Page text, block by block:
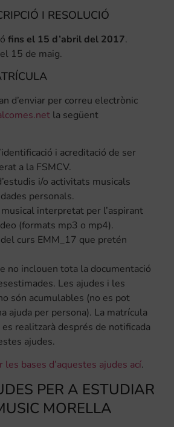
I RESOLUCIÓ
fins el 15 d’abril del 2017.
15 de maig.
d’enviar per correu electrònic
la següent
i acreditació de ser
a la FSMCV.
i/o activitats musicals
personals.
interpretat per l’aspirant
(formats mp3 o mp4).
curs EMM_17 que pretén
no inclouen tota la documentació
Les ajudes i les
són acumulables (no es pot
ajuda per persona). La matrícula
realitzarà després de notificada
ajudes.
les bases d’aquestes ajudes ací.
PER A ESTUDIAR
MORELLA